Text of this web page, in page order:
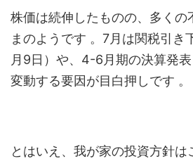
株価は続伸したものの、多くの
まのようです 。7月は関税引き
月9日）や、4-6月期の決算発
変動する要因が目白押しです 。
とはいえ、我が家の投資方針は